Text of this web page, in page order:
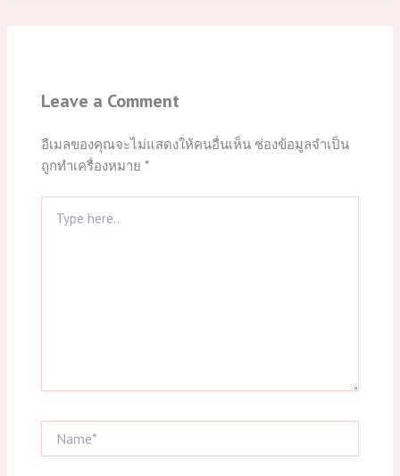
Leave a Comment
อีเมลของคุณจะไม่แสดงให้คนอื่นเห็น ช่องข้อมูลจำเป็น
ถูกทำเครื่องหมาย *
here..